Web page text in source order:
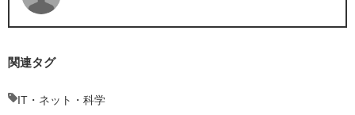
関連タグ
IT・ネット・科学